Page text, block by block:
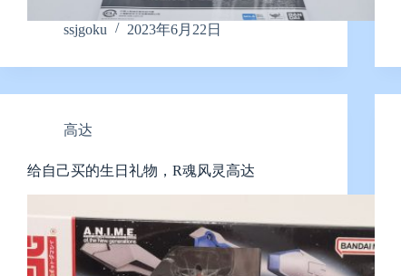
ssjgoku 2023年6月22日
高达
给自己买的生日礼物，R魂风灵高达